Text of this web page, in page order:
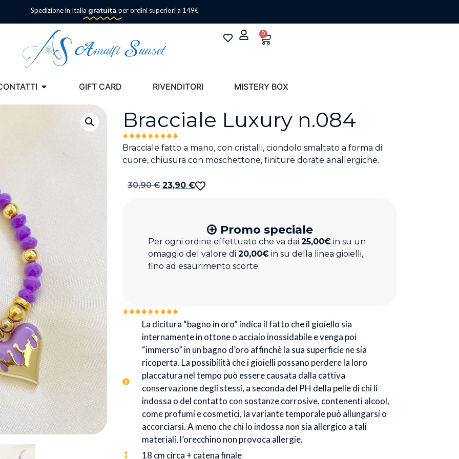
Spedizione in Italia gratuita per ordini superiori a 149€
0
GIFT CARD RIVENDITORI MISTERY BOX
Bracciale Luxury n.084
Bracciale fatto a mano, con cristalli, ciondolo smaltato a forma di
cuore, chiusura con moschettone, finiture dorate anallergiche.
30,90€ 23,90 €
Promo speciale
Per ogni ordine effettuato che va dai 25,00€in su un
omaggio del valore di 20,00€in su della linea gioielli,
fino ad esaurimento scorte.
La dicitura “bagno in oro” indica il fatto che il gioiello sia
internamente in ottone o acciaio inossidabile e venga poi
“immerso” in un bagno d’oro affinchè la sua superficie ne sia
ricoperta. La possibilità che i gioielli possano perdere la loro
placcatura nel tempo può essere causata dalla cattiva
conservazione degli stessi, a seconda del PH della pelle di chi li
indossa o del contatto con sostanze corrosive, contenenti alcool,
come profumi e cosmetici, la variante temporale può allungarsi o
accorciarsi. A meno che chi lo indossa non sia allergico a tali
materiali, l’orecchino non provoca allergie.
18 cm circa + catena finale